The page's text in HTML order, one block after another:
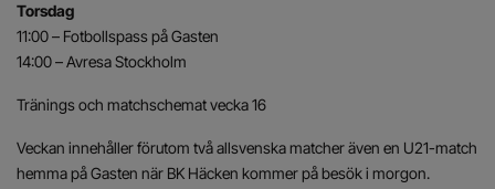
Torsdag
11:00 – Fotbollspass på Gasten
14:00 – Avresa Stockholm
Tränings och matchschemat vecka 16
Veckan innehåller förutom två allsvenska matcher även en U21-match
hemma på Gasten när BK Häcken kommer på besök i morgon.